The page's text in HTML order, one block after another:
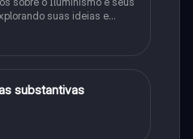
suas ideias e
substantivas